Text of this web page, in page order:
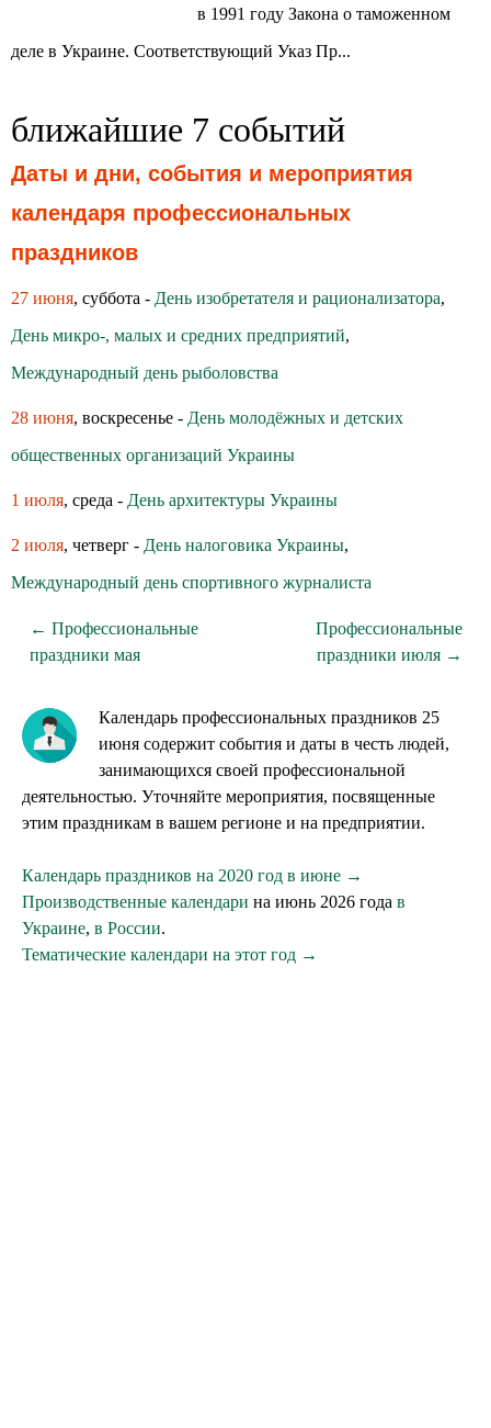
в 1991 году Закона о таможенном
деле в Украине. Соответствующий Указ Пр...
ближайшие 7 событий
Даты и дни, события и мероприятия
календаря профессиональных
праздников
27 июня, суббота - День изобретателя и рационализатора,
День микро-, малых и средних предприятий,
Международный день рыболовства
28 июня, воскресенье - День молодёжных и детских
общественных организаций Украины
1 июля, среда - День архитектуры Украины
2 июля, четверг - День налоговика Украины,
Международный день спортивного журналиста
← Профессиональные
праздники мая
Профессиональные
праздники июля →
Календарь профессиональных праздников 25
июня содержит события и даты в честь людей,
занимающихся своей профессиональной
деятельностью. Уточняйте мероприятия, посвященные
этим праздникам в вашем регионе и на предприятии.
Календарь праздников на 2020 год в июне →
Производственные календари на июнь 2026 года в
Украине, в России.
Тематические календари на этот год →